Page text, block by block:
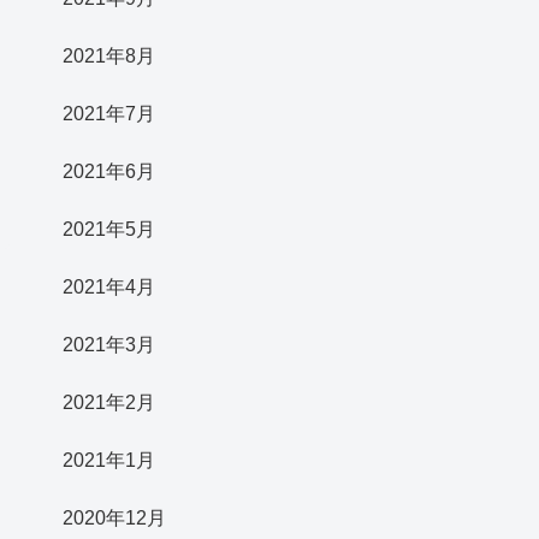
2021年8月
2021年7月
2021年6月
2021年5月
2021年4月
2021年3月
2021年2月
2021年1月
2020年12月